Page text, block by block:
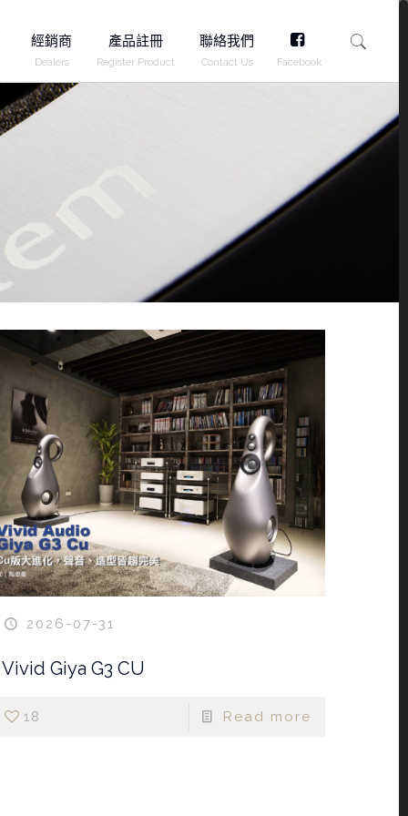
經銷商
Dealers
產品註冊
Register Product
聯絡我們
Contact Us
FB
Facebook
2026-07-31
Vivid Giya G3 CU
18 Read more